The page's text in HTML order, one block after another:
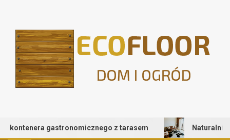
gastronomicznego z tarasem Naturalnie pod